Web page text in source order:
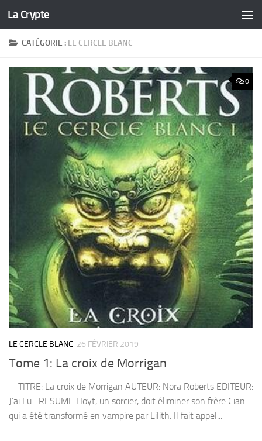
Skip to content
La Crypte
CATÉGORIE : LE CERCLE BLANC
0
LE CERCLE BLANC 26 FÉVRIER 2019
Tome 1: La croix de Morrigan
TITRE: La croix de Morrigan AUTEUR: Nora Roberts EDITEUR:
J’ai Lu RESUME Hoyt, un sorcier, doit éliminer son frère Cian
qui a été transformé en vampire par Lilith. Il fait appel...